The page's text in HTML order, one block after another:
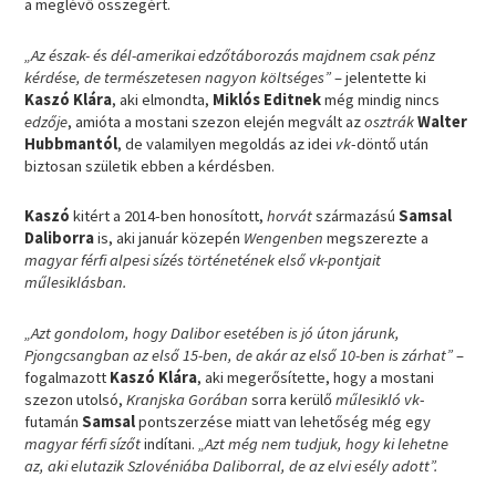
a meglévő összegért.
„Az észak- és dél-amerikai edzőtáborozás majdnem csak pénz
kérdése, de természetesen nagyon költséges”– jelentette ki
Kaszó Klára, aki elmondta, Miklós Editnekmég mindig nincs
edzője, amióta a mostani szezon elején megvált azosztrákWalter
Hubbmantól, de valamilyen megoldás az idei vk-döntő után
biztosan születik ebben a kérdésben.
Kaszó kitért a 2014-ben honosított,horvátszármazásúSamsal
Daliborrais, aki január közepén Wengenben megszerezte a
magyar férfi alpesi sízés történetének első vk-pontjait
műlesiklásban.
„Azt gondolom, hogy Dalibor esetében is jó úton járunk,
Pjongcsangban az első 15-ben, de akár az első 10-ben is zárhat”–
fogalmazott Kaszó Klára, aki megerősítette, hogy a mostani
szezon utolsó,Kranjska Gorában sorra kerülőműlesikló vk-
futamánSamsalpontszerzése miatt van lehetőség még egy
magyar férfi sízőtindítani.„Azt még nem tudjuk, hogy ki lehetne
az, aki elutazik Szlovéniába Daliborral, de az elvi esély adott”.